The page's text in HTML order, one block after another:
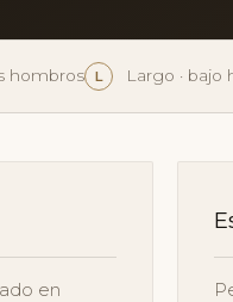
hombros L Largo · bajo
en